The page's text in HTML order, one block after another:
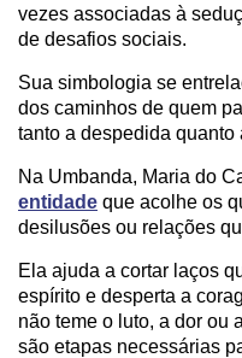
vezes associadas à
de desafios sociais.
Sua simbologia se
dos caminhos de quem
tanto a despedida quanto
Na Umbanda, Maria do
entidade que acolhe os
desilusões ou relações
Ela ajuda a cortar laços
espírito e desperta a
não teme o luto, a dor ou
são etapas necessárias